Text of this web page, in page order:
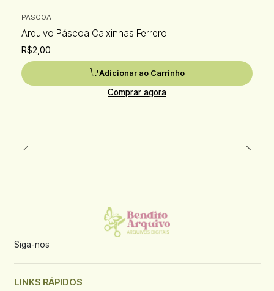
PASCOA
Arquivo Páscoa Caixinhas Ferrero
R$2,00
Adicionar ao Carrinho
Comprar agora
Siga-nos
LINKS RÁPIDOS